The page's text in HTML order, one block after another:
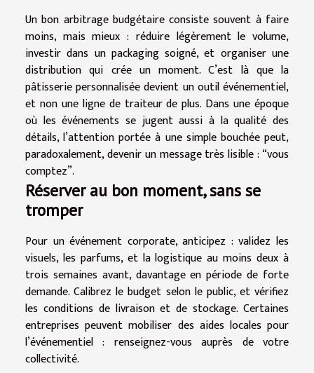
Un bon arbitrage budgétaire consiste souvent à faire
moins, mais mieux : réduire légèrement le volume,
investir dans un packaging soigné, et organiser une
distribution qui crée un moment. C’est là que la
pâtisserie personnalisée devient un outil événementiel,
et non une ligne de traiteur de plus. Dans une époque
où les événements se jugent aussi à la qualité des
détails, l’attention portée à une simple bouchée peut,
paradoxalement, devenir un message très lisible : “vous
comptez”.
Réserver au bon moment, sans se
tromper
Pour un événement corporate, anticipez : validez les
visuels, les parfums, et la logistique au moins deux à
trois semaines avant, davantage en période de forte
demande. Calibrez le budget selon le public, et vérifiez
les conditions de livraison et de stockage. Certaines
entreprises peuvent mobiliser des aides locales pour
l’événementiel : renseignez-vous auprès de votre
collectivité.